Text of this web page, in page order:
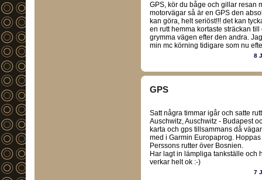
GPS, kör du båge och gillar resan
motorvägar så är en GPS den
kan göra, helt seriöst!!! det kan
en rutt hemma kortaste sträckan
grymma vägen efter den andra.
min mc körning tidigare som nu
8
GPS
Satt några timmar igår och satte
Auschwitz, Auschwitz - Budapest
karta och gps tillsammans då
med i Garmin Europaprog.
Perssons rutter över Bosnien.
Har lagt in lämpliga tankställe och
verkar helt ok :-)
7